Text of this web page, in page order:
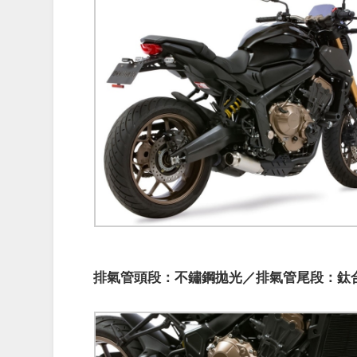
排氣管頭段：不鏽鋼拋光／排氣管尾段：鈦